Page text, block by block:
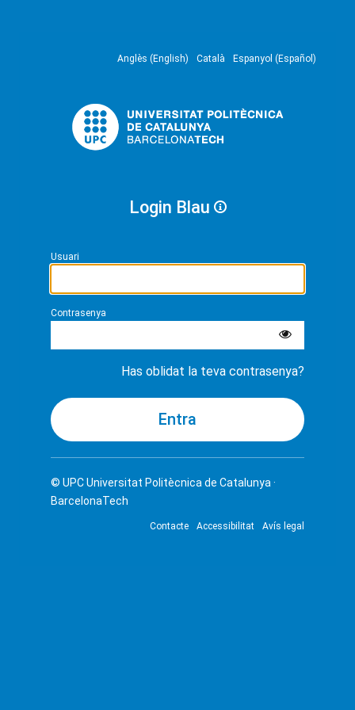
Anglès (English) Català Espanyol (Español)
Login Blau
Usuari
Contrasenya
Has oblidat la teva contrasenya?
© UPCUniversitat Politècnica de Catalunya ·
BarcelonaTech
Contacte Accessibilitat Avís legal